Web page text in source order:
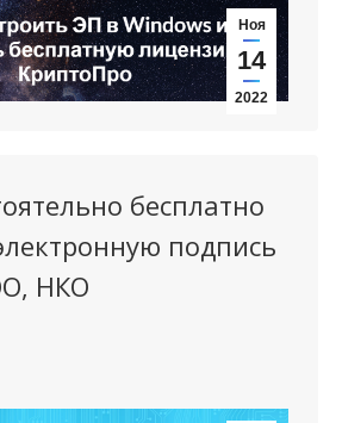
Ноя
14
2022
бесплатно
подпись
НКО